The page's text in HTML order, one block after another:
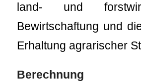
land- und
Bewirtschaftung und
Erhaltung agrarischer